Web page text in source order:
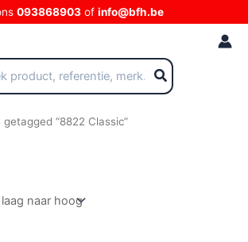
093868903 of info@bfh.be
“8822 Classic”